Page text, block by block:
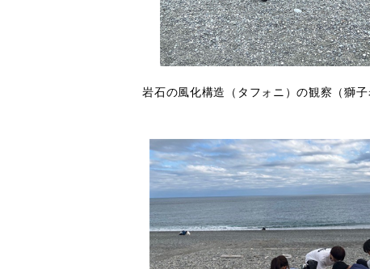
岩石の風化構造（タフォニ）の観察（獅